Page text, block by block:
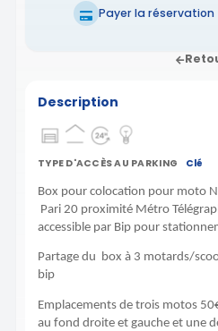
Payer la réservation
Description
TYPE D'ACCÈS AU PARKING Clé
Box pour colocation pour moto
Pari 20 proximité Métro
accessible par Bip pour
Partage du box à 3 motards/
bip
Emplacements de trois motos
au fond droite et gauche et une